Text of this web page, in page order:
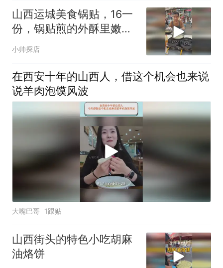
山西运城美食锅贴，16一
份，锅贴煎的外酥里嫩，
蘸着辣油挺好吃
小帅探店
在西安十年的山西人，借这个机会也来说
说羊肉泡馍风波
大嘴巴哥 1跟贴
山西街头的特色小吃胡麻
油烙饼